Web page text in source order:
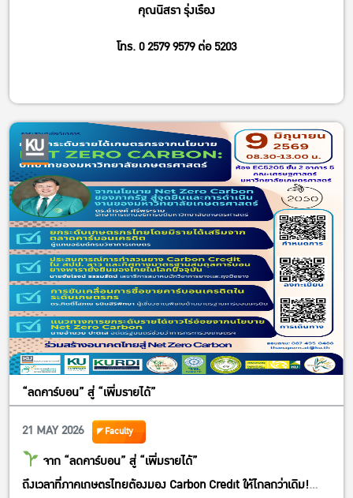
คุณนิสรา รุ่งเรือง
โทร. 0 2579 9579 ต่อ 5203
“ลดคาร์บอน” สู่ “เพิ่มรายได้”
21 MAY 2026
Faculty
จาก “ลดคาร์บอน” สู่ “เพิ่มรายได้”
ถึงเวลาที่ภาคเกษตรไทยต้องมอง Carbon Credit ให้ไกลกว่าเดิม!